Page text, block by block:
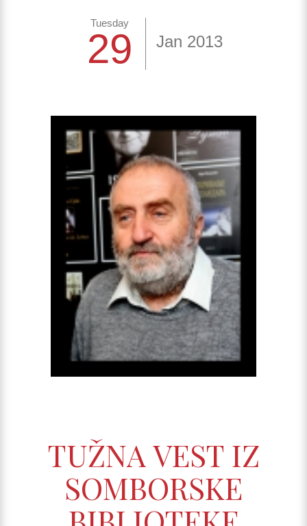
Tuesday
29 Jan 2013
TUŽNA VEST IZ
SOMBORSKE